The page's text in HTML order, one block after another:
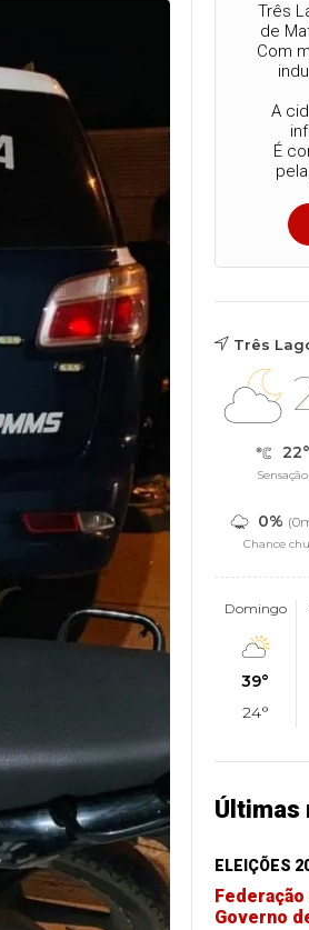
Três
de
Com
A
É
Três
22°
Sensação
0%
Chance
Domingo
39°
24°
Últimas
ELEIÇÕES
Governo